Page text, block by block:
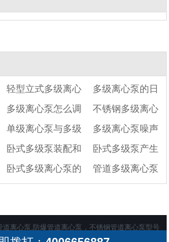
轻型立式多级离心
泵怎么安装
多级离心泵的日
常维护保养
多级离心泵怎么调
出口压力
不锈钢多级离心
泵怎么组装
单级离心泵与多级
离心泵的区别在哪里
多级离心泵噪声
大的原因及解决办
卧式多级泵装配和
拆卸方法
卧式多级泵产生
噪音的原因
卧式多级离心泵的 管道多级离心泵
道离心泵,防爆管道离心泵，不锈钢管道离心泵型号